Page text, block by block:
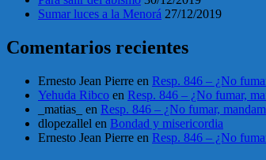
Sumar luces a la Menorá 27/12/2019
Comentarios recientes
Ernesto Jean Pierre en Resp. 846 – ¿No
Yehuda Ribco en Resp. 846 – ¿No fumar,
_matias_
en Resp. 846 – ¿No fumar,
dlopezallel en Bondad y misericordia
Ernesto Jean Pierre en Resp. 846 – ¿No